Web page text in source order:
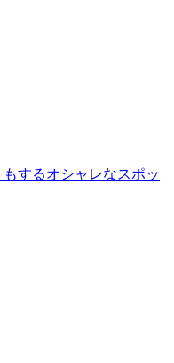
もするオシャレなスポッ